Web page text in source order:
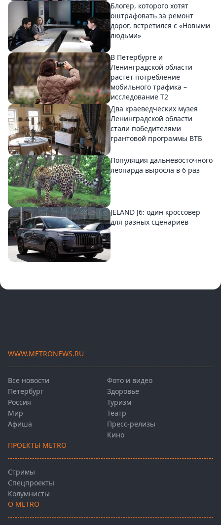
Блогер, которого хотят
оштрафовать за ремонт
дорог, встретился с «Новыми
людьми»
В Петербурге и
Ленинградской области
растет потребление
мобильного трафика –
исследование T2
Два краеведческих музея
Ленинградской области
стали победителями
грантовой программы ВТБ
Популяция дальневосточного
леопарда выросла в 6 раз
JELAND J6: один кроссовер
для разных сценариев
WWW.METRONEWS.RU
Все новости
Петербург
Россия
Мир
Афиша
Фото и видео
Здоровье
Туризм
Театр
Пресс-релизы
Кино
ПРОЕКТЫ METRO
Стримы
Спецпроекты
Колумнисты
О METRO